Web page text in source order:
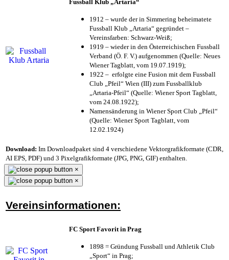
Fussball Klub „Artaria“
1912 – wurde der in Simmering beheimatete
Fussball Klub „Artaria“ gegründet –
Vereinsfarben: Schwarz-Weiß;
1919 – wieder in den Österreichischen Fussball
Verband (Ö. F. V.) aufgenommen (Quelle: Neues
Wiener Tagblatt, vom 19.07.1919);
1922 – erfolgte eine Fusion mit dem Fussball
Club „Pfeil“ Wien (III) zum Fussballklub
„Artaria-Pfeil“ (Quelle: Wiener Sport Tagblatt,
vom 24.08.1922);
Namensänderung in Wiener Sport Club „Pfeil“
(Quelle: Wiener Sport Tagblatt, vom
12.02.1924)
Download: Im Downloadpaket sind 4 verschiedene Vektorgrafikformate (CDR,
AI EPS, PDF) und 3 Pixelgrafikformate (JPG, PNG, GIF) enthalten.
×
×
Vereinsinformationen:
FC Sport Favorit in Prag
1898 = Gründung Fussball und Athletik Club
„Sport“ in Prag;